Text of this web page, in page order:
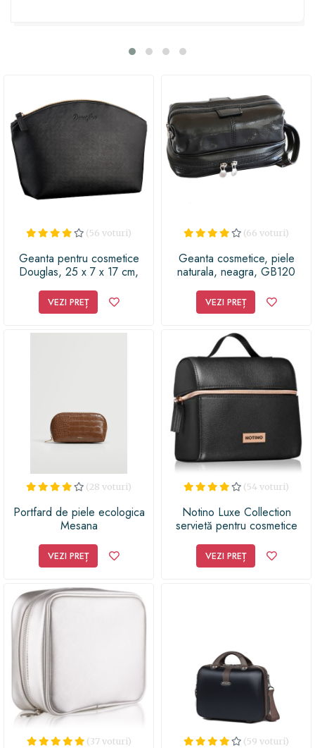
spațioase și finisajele impecabile. Indiferent dacă este o
geantă este alegerea perfectă. Pune un zâmbet pe buzele
ei și lasă-o să se relaxeze și să se răsfețe cu stil! Acest
cadou extraordinar, care redefinește eleganța și
funcționalitatea, este ceea ce orice femeie modernă și
sofisticată își dorește. Comandă acum și pregătește-te
să cucerești inima ei cu această bijuterie cosmetica din
(56 voturi)
Geanta pentru cosmetice
Douglas, 25 x 7 x 17 cm,
VEZI PREȚ
(66 voturi)
Geanta cosmetice, piele
naturala, neagra, GB120
VEZI PREȚ
(28 voturi)
Portfard de piele ecologica
Mesana
VEZI PREȚ
(54 voturi)
Notino Luxe Collection
servietă pentru cosmetice
VEZI PREȚ
(37 voturi) (59 voturi)